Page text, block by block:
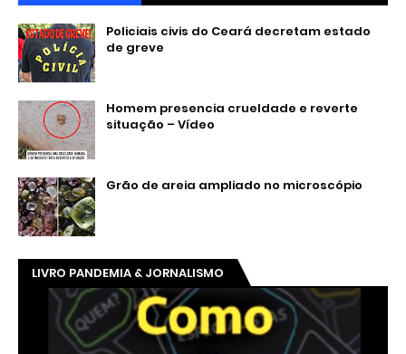
Policiais civis do Ceará decretam estado
de greve
Homem presencia crueldade e reverte
situação – Vídeo
Grão de areia ampliado no microscópio
LIVRO PANDEMIA & JORNALISMO